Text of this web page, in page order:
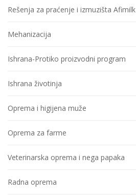
Rešenja za praćenje i izmuzišta Afimilk
Mehanizacija
Ishrana-Protiko proizvodni program
Ishrana životinja
Oprema i higijena muže
Oprema za farme
Veterinarska oprema i nega papaka
Radna oprema